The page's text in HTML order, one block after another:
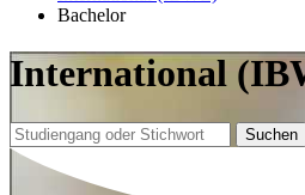
Bachelor
International
Suchen